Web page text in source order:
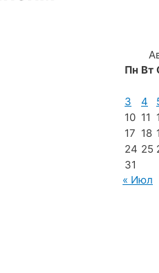
Пн Вт
3
4
10 11
17 18
24 25
31
« Июл